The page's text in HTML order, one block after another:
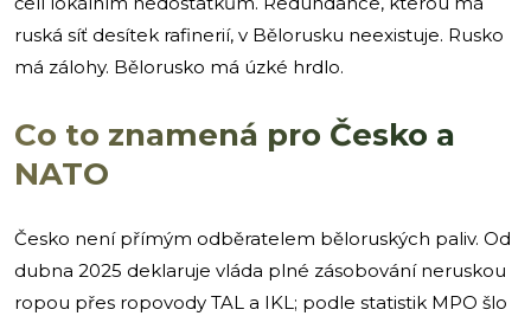
ruská síť desítek rafinerií, v Bělorusku neexistuje. Rusko
má zálohy. Bělorusko má úzké hrdlo.
Co to znamená pro Česko a
NATO
Česko není přímým odběratelem běloruských paliv. Od
dubna 2025 deklaruje vláda plné zásobování neruskou
ropou přes ropovody TAL a IKL; podle statistik MPO šlo